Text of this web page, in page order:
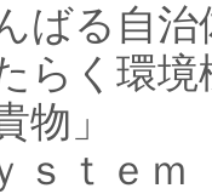
ばる自治
く環境
物」
ｓｔｅ